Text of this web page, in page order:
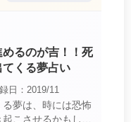
るのが吉！！死
てくる夢占い
日：2019/11
夢は、時には恐怖
こさせるかもしれ